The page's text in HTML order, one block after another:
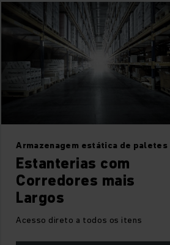
Armazenagem estática de paletes
Estanterias com
Corredores mais
Largos
Acesso direto a todos os itens